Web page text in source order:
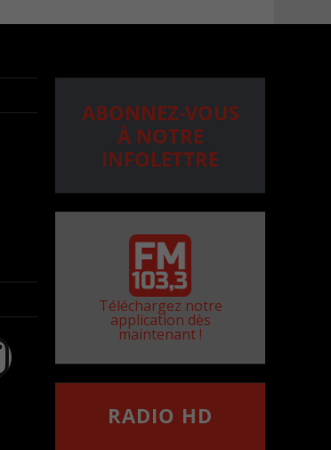
ABONNEZ-VOUS
À NOTRE
INFOLETTRE
Téléchargez notre
application dès
maintenant !
RADIO HD